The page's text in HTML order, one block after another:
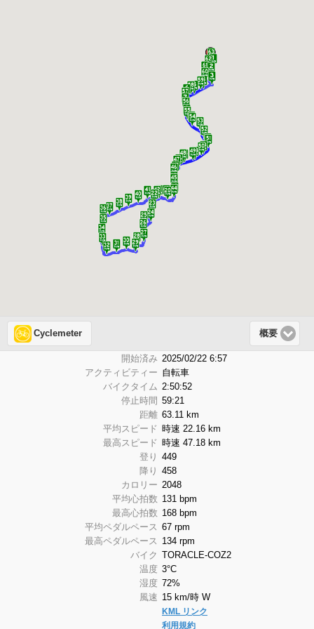
Cyclemeter 概要
開始済み 2025/02/22 6:57
アクティビティー 自転車
バイクタイム 2:50:52
停止時間 59:21
距離 63.11 km
平均スピード 時速 22.16 km
最高スピード 時速 47.18 km
登り 449
降り 458
カロリー 2048
平均心拍数 131 bpm
最高心拍数 168 bpm
平均ペダルペース 67 rpm
最高ペダルペース 134 rpm
バイク TORACLE-COZ2
温度 3°C
湿度 72%
風速 15 km/時 W
KML リンク
利用規約